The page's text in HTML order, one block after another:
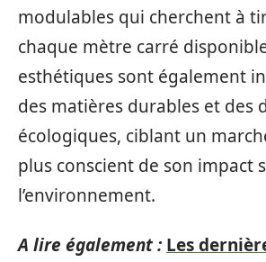
modulables qui cherchent à
chaque mètre carré
esthétiques sont également
des matières durables et des
écologiques, ciblant un
plus conscient de son impact
l’environnement.
A lire également : Les